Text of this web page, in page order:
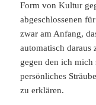
Form von Kultur
abgeschlossenen
zwar am Anfang,
automatisch daraus
gegen den ich mich
persönliches
zu erklären.